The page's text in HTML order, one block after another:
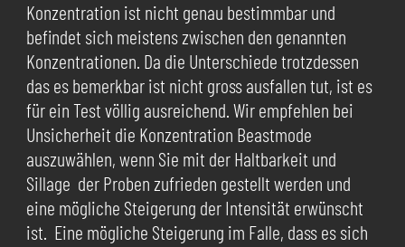
Konzentration ist nicht genau bestimmbar und
befindet sich meistens zwischen den genannten
Konzentrationen. Da die Unterschiede trotzdessen
das es bemerkbar ist nicht gross ausfallen tut, ist es
für ein Test völlig ausreichend. Wir empfehlen bei
Unsicherheit die Konzentration Beastmode
auszuwählen, wenn Sie mit der Haltbarkeit und
Sillage der Proben zufrieden gestellt werden und
eine mögliche Steigerung der Intensität erwünscht
ist. Eine mögliche Steigerung im Falle, dass es sich